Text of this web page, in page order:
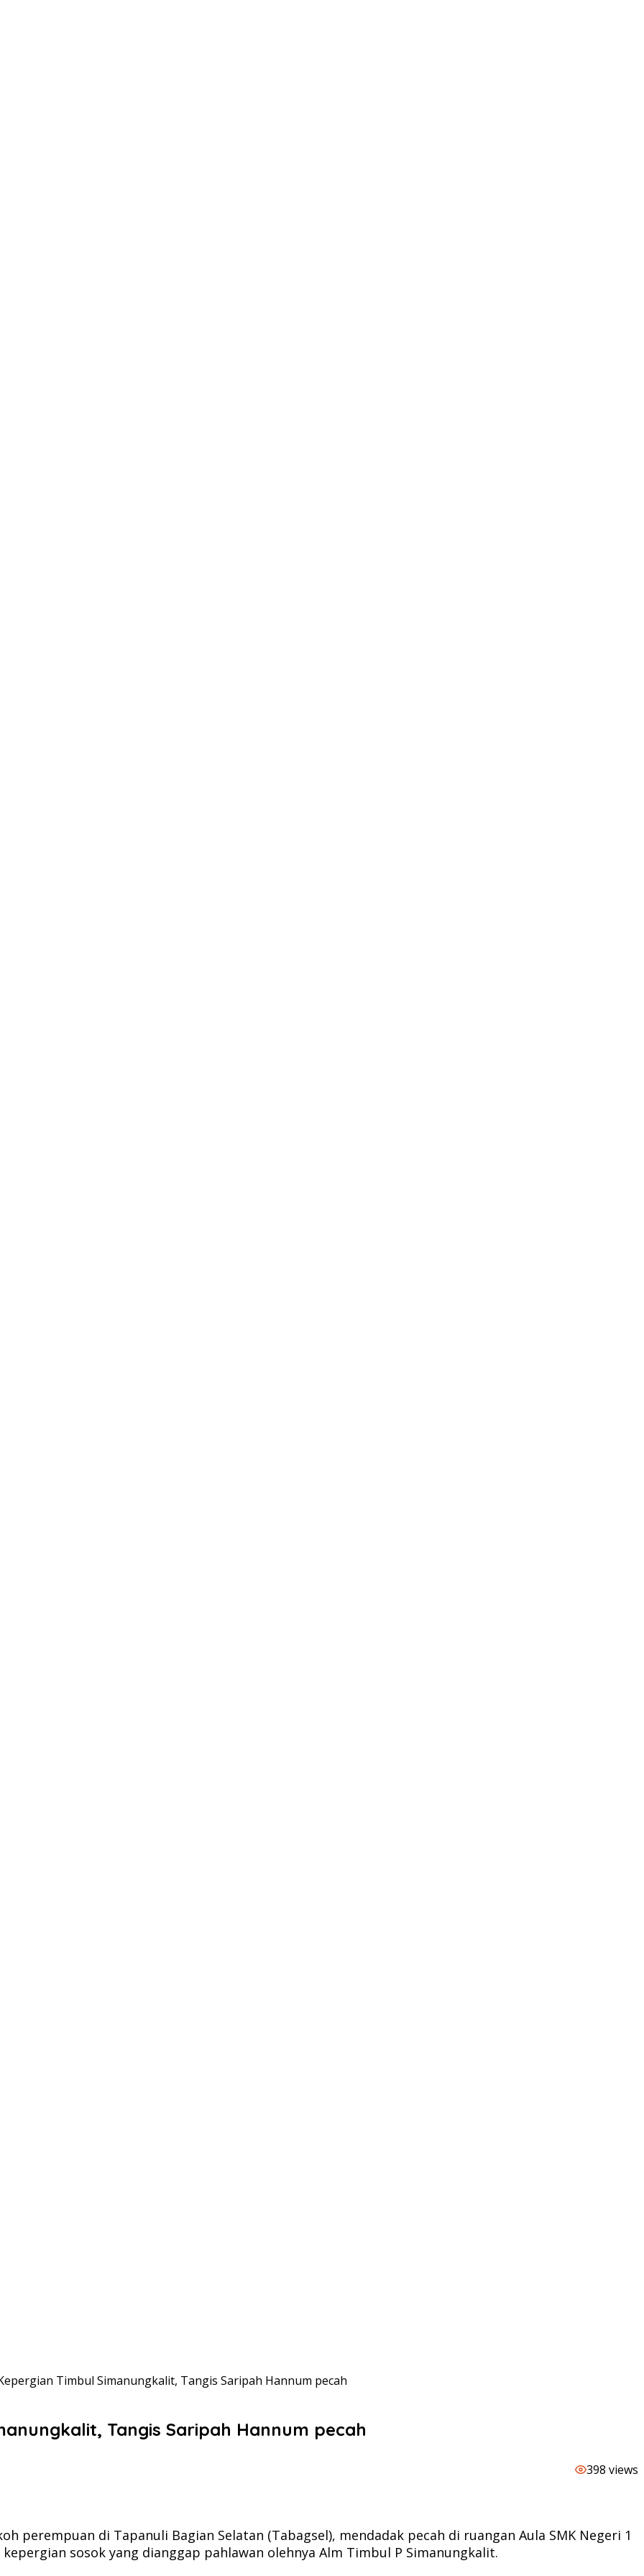
Timbul Simanungkalit, Tangis Saripah Hannum pecah
Tangis Saripah Hannum pecah
398 views
perempuan di Tapanuli Bagian Selatan (Tabagsel), mendadak pecah di ruangan Aula SMK Negeri 1
sosok yang dianggap pahlawan olehnya Alm Timbul P Simanungkalit.